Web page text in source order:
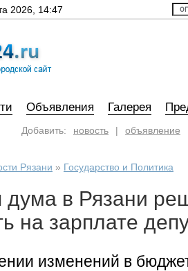
2026, 14:47
Объявления Галерея
Добавить: новость | объявление
Рязани » Государство и Политика
дума в Рязани
на зарплате
изменений в